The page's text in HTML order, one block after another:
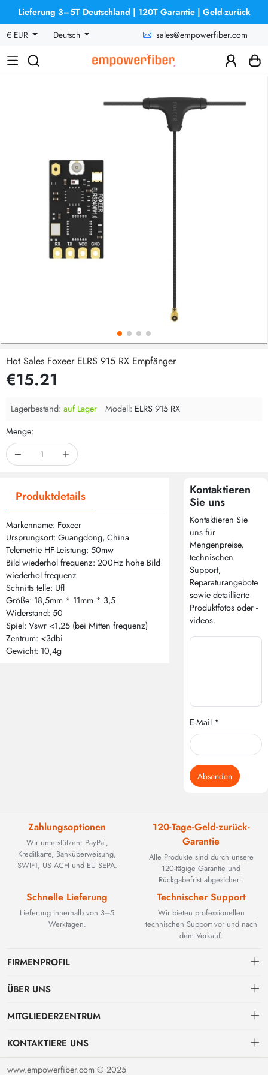
Lieferung 3–5T Deutschland | 120T Garantie | Geld-zurück
€ EUR
Deutsch sales@empowerfiber.com
Hot Sales Foxeer ELRS 915 RX Empfänger
€15.21
Lagerbestand: auf Lager Modell: ELRS 915 RX
Menge:
Produktdetails
Markenname: Foxeer
Ursprungsort: Guangdong, China
Telemetrie HF-Leistung: 50mw
Bild wiederhol frequenz: 200Hz hohe Bild
wiederhol frequenz
Schnitts telle: Ufl
Größe: 18,5mm * 11mm * 3,5
Widerstand: 50
Spiel: Vswr <1,25 (bei Mitten frequenz)
Zentrum: <3dbi
Gewicht: 10,4g
Kontaktieren
Sie uns
Kontaktieren Sie
uns für
Mengenpreise,
technischen
Support,
Reparaturangebote
sowie detaillierte
Produktfotos oder -
videos.
E-Mail *
Absenden
Zahlungsoptionen
Wir unterstützen: PayPal,
Kreditkarte, Banküberweisung,
SWIFT, US ACH und EU SEPA.
120-Tage-Geld-zurück-
Garantie
Alle Produkte sind durch unsere
120-tägige Garantie und
Rückgabefrist abgesichert.
Schnelle Lieferung
Lieferung innerhalb von 3–5
Werktagen.
Technischer Support
Wir bieten professionellen
technischen Support vor und nach
dem Verkauf.
FIRMENPROFIL
BEYOND TECHNOLOGY INTERNATIONAL LIMITED wurde 2002
Glasfaserlösungen. Mit der Weiterentwicklung industrieller Netzwerke
der Fabrikautomation, darunter aktive und nicht mehr erhältliche SPS-
ÜBER UNS
Kontakt
Zahlungs & Rechnungsbedingungen
MITGLIEDERZENTRUM
persönliches Zentrum
Meine Bestellung
KONTAKTIERE UNS
sales@empowerfiber.com
www.empowerfiber.com © 2025